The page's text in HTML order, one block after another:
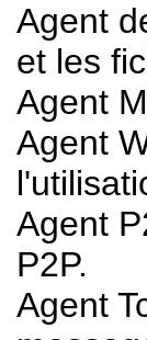
Agent
et les
Agent
Agent
Agent
P2P.
Agent